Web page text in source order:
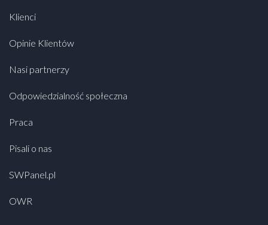
Klienci
Opinie Klientów
Nasi partnerzy
Odpowiedzialność społeczna
Praca
Pisali o nas
SWPanel.pl
OWR